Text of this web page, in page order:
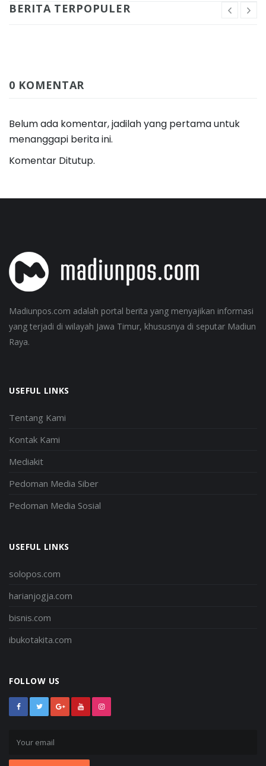
BERITA TERPOPULER
0 KOMENTAR
Belum ada komentar, jadilah yang pertama untuk
menanggapi berita ini.
Komentar Ditutup.
Madiunpos.com adalah portal berita yang menyajikan informasi
yang terjadi di wilayah Jawa Timur, khususnya di seputar Madiun
Raya.
USEFUL LINKS
Tentang Kami
Kontak Kami
Mediakit
Pedoman Media Siber
Pedoman Media Sosial
USEFUL LINKS
solopos.com
harianjogja.com
bisnis.com
ibukotakita.com
FOLLOW US